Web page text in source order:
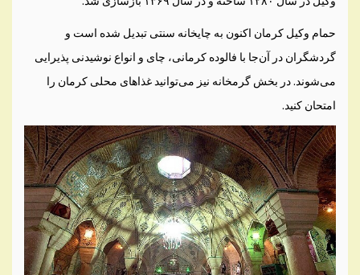
حمام وکیل کرمان اکنون به چایخانه سنتی تبدیل شده است و
گردشگران در آن‌جا با فالوده کرمانی، چای و انواع نوشیدنی پذیرایی
می‌شوند. در بخش گرمخانه نیز می‌توانید غذاهای محلی کرمان را
امتحان کنید.